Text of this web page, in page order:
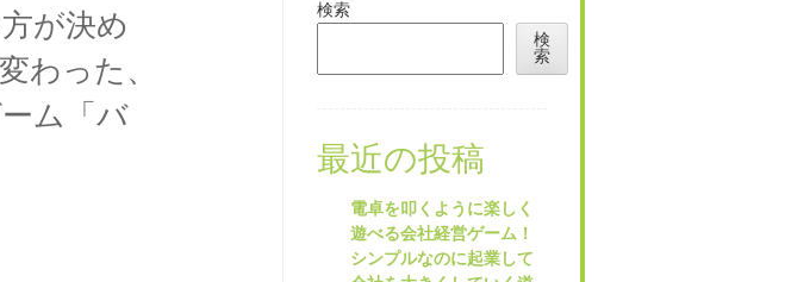
が決め
わった、
ム「バ
検索
検
索
最近の投稿
電卓を叩くように楽しく
遊べる会社経営ゲーム！
シンプルなのに起業して